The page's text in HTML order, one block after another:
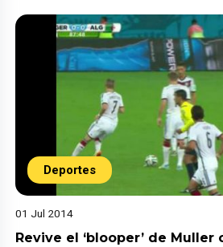
Deportes
01 Jul 2014
Revive el ‘blooper’ de